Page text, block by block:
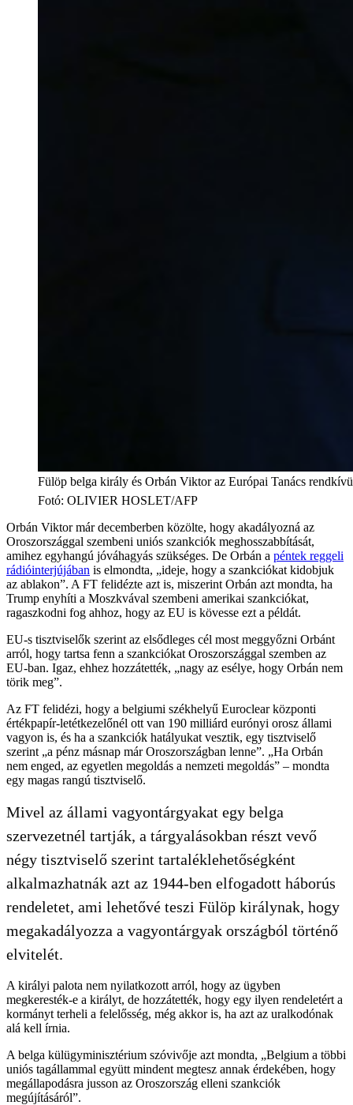
Fülöp belga király és Orbán Viktor az Európai Tanács
Fotó: OLIVIER HOSLET/AFP
Orbán Viktor már decemberben közölte, hogy akadályozná az
Oroszországgal szembeni uniós szankciók meghosszabbítását,
amihez egyhangú jóváhagyás szükséges. De Orbán a péntek reggeli
rádióinterjújában is elmondta, „ideje, hogy a szankciókat kidobjuk
az ablakon”. A FT felidézte azt is, miszerint Orbán azt mondta, ha
Trump enyhíti a Moszkvával szembeni amerikai szankciókat,
ragaszkodni fog ahhoz, hogy az EU is kövesse ezt a példát.
EU-s tisztviselők szerint az elsődleges cél most meggyőzni Orbánt
arról, hogy tartsa fenn a szankciókat Oroszországgal szemben az
EU-ban. Igaz, ehhez hozzátették, „nagy az esélye, hogy Orbán nem
törik meg”.
Az FT felidézi, hogy a belgiumi székhelyű Euroclear központi
értékpapír-letétkezelőnél ott van 190 milliárd eurónyi orosz állami
vagyon is, és ha a szankciók hatályukat vesztik, egy tisztviselő
szerint „a pénz másnap már Oroszországban lenne”. „Ha Orbán
nem enged, az egyetlen megoldás a nemzeti megoldás” – mondta
egy magas rangú tisztviselő.
Mivel az állami vagyontárgyakat egy belga
szervezetnél tartják, a tárgyalásokban részt vevő
négy tisztviselő szerint tartaléklehetőségként
alkalmazhatnák azt az 1944-ben elfogadott háborús
rendeletet, ami lehetővé teszi Fülöp királynak, hogy
megakadályozza a vagyontárgyak országból történő
elvitelét.
A királyi palota nem nyilatkozott arról, hogy az ügyben
megkeresték-e a királyt, de hozzátették, hogy egy ilyen rendeletért a
kormányt terheli a felelősség, még akkor is, ha azt az uralkodónak
alá kell írnia.
A belga külügyminisztérium szóvivője azt mondta, „Belgium a többi
uniós tagállammal együtt mindent megtesz annak érdekében, hogy
megállapodásra jusson az Oroszország elleni szankciók
megújításáról”.